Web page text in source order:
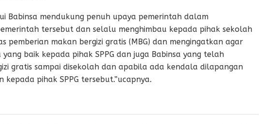
Babinsa mendukung penuh upaya pemerintah dalam
tersebut dan selalu menghimbau kepada pihak sekolah
pemberian makan bergizi gratis (MBG) dan mengingatkan agar
baik kepada pihak SPPG dan juga Babinsa yang telah
gratis sampai disekolah dan apabila ada kendala dilapangan
pihak SPPG tersebut.”ucapnya.